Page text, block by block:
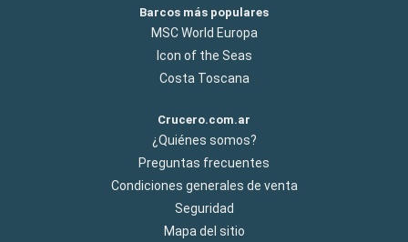
Barcos más populares
MSC World Europa
Icon of the Seas
Costa Toscana
Crucero.com.ar
¿Quiénes somos?
Preguntas frecuentes
Condiciones generales de venta
Seguridad
Mapa del sitio